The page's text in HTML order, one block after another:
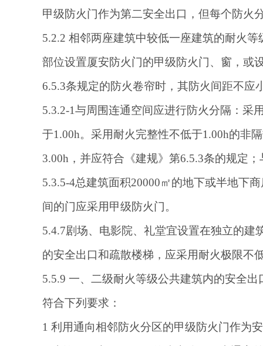
甲级防火门作为第二安全出口，但每个防火
5.2.2 相邻两座建筑中较低一座建筑的耐火
部位设置厦安防火门的甲级防火门、窗，或
6.5.3条规定的防火卷帘时，其防火间距不应
5.3.2-1与周围连通空间应进行防火分隔：采
于1.00h。采用耐火完整性不低于1.00h的非
3.00h，并应符合《建规》第6.5.3条的规定
5.3.5-4总建筑面积20000㎡的地下或半地下
间的门应采用甲级防火门。
5.4.7剧场、电影院、礼堂宜设置在独立的
的安全出口和疏散楼梯，应采用耐火极限不
5.5.9 一、二级耐火等级公共建筑内的安全
符合下列要求：
1 利用通向相邻防火分区的甲级防火门作为